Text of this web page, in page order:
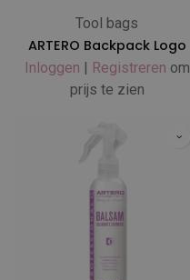
Tool bags
ARTERO Backpack Logo
Inloggen | Registreren om
prijs te zien